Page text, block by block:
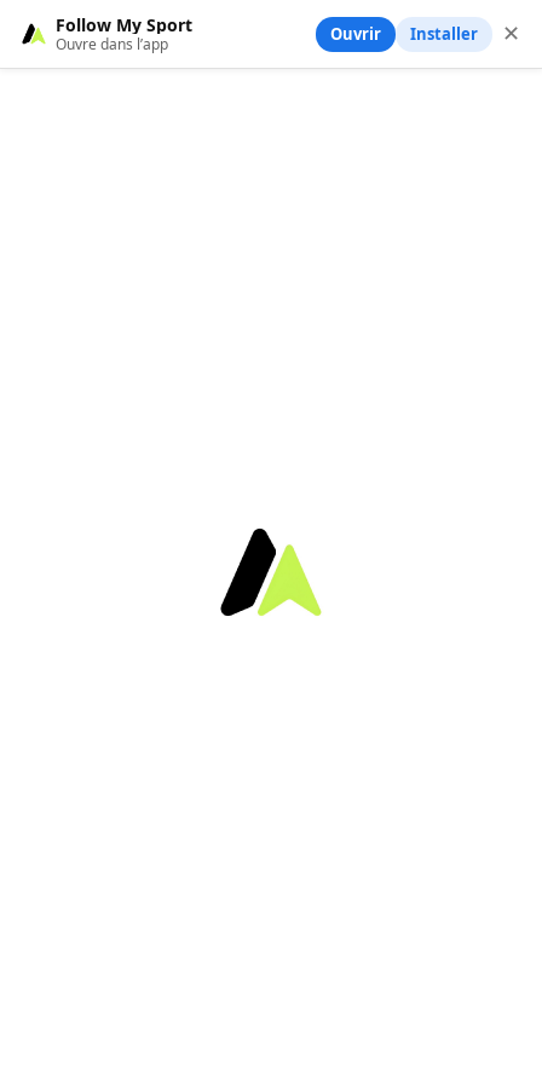
Follow My Sport
Ouvre dans l’app Ouvrir Installer ✕